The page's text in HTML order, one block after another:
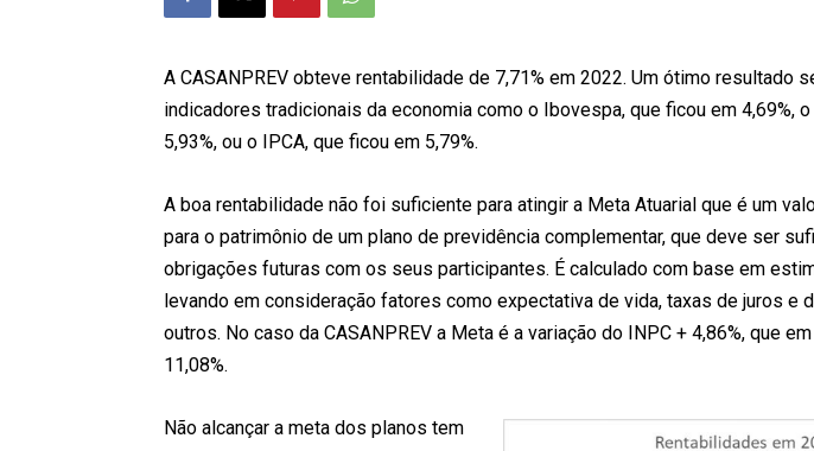
A CASANPREV obteve rentabilidade de 7,71% em 2022. Um ótimo resultado
indicadores tradicionais da economia como o Ibovespa, que ficou em 4,69%,
5,93%, ou o IPCA, que ficou em 5,79%.
A boa rentabilidade não foi suficiente para atingir a Meta Atuarial que é um
para o patrimônio de um plano de previdência complementar, que deve ser
obrigações futuras com os seus participantes. É calculado com base em
levando em consideração fatores como expectativa de vida, taxas de juros e
outros. No caso da CASANPREV a Meta é a variação do INPC + 4,86%, que
11,08%.
Não alcançar a meta dos planos tem